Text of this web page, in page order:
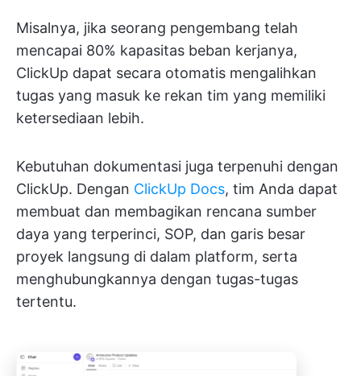
Misalnya, jika seorang pengembang telah
mencapai 80% kapasitas beban kerjanya,
ClickUp dapat secara otomatis mengalihkan
tugas yang masuk ke rekan tim yang memiliki
ketersediaan lebih.
Kebutuhan dokumentasi juga terpenuhi dengan
ClickUp. Dengan ClickUp Docs, tim Anda dapat
membuat dan membagikan rencana sumber
daya yang terperinci, SOP, dan garis besar
proyek langsung di dalam platform, serta
menghubungkannya dengan tugas-tugas
tertentu.